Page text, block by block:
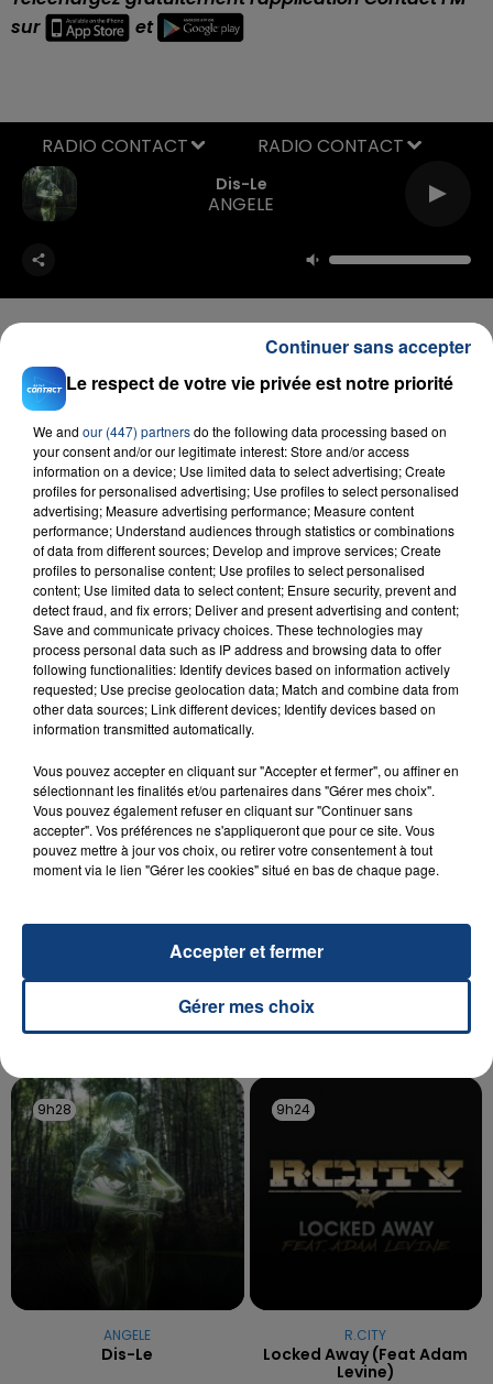
sur
et
Dis-Le
ANGELE
RADIO CONTACT
FIL D'ACTU
23 juillet 2026
INCENDIE MORTEL À LENS : UNE FEMME ET
SON BÉBÉ ENTRE LA VIE ET LA...
Un homme s'est immolé par le feu après avoir
aspergé sa compagne et leur bébé de trois mois
UNE ADOLESCENTE DEVANT SE FAIRE
OPÉRER DE LA CHEVILLE RESSORT DE LA...
reconnu sa responsabilité et présenté ses
excuses.
TITRES DIFFUSÉS
9h28
9h28
ANGELE
Dis-Le
9h24
9h24
R.CITY
Locked Away (feat Adam
Levine)
Le respect de votre vie privée est notre priorité
We and our (447) partnersdo the following data processing based on
your consent and/or our legitimate interest: Store and/or access
information on a device; Use limited data to select advertising; Create
profiles for personalised advertising; Use profiles to select personalised
advertising; Measure advertising performance; Measure content
performance; Understand audiences through statistics or combinations
of data from different sources; Develop and improve services; Create
profiles to personalise content; Use profiles to select personalised
content; Use limited data to select content; Ensure security, prevent and
detect fraud, and fix errors; Deliver and present advertising and content;
Save and communicate privacy choices. These technologies may
process personal data such as IP address and browsing data to offer
following functionalities: Identify devices based on information actively
requested; Use precise geolocation data; Match and combine data from
other data sources; Link different devices; Identify devices based on
information transmitted automatically.
Vous pouvez accepter en cliquant sur "Accepter et fermer", ou affiner en
sélectionnant les finalités et/ou partenaires dans "Gérer mes choix".
Vous pouvez également refuser en cliquant sur "Continuer sans
accepter". Vos préférences ne s'appliqueront que pour ce site. Vous
pouvez mettre à jour vos choix, ou retirer votre consentement à tout
moment via le lien "Gérer les cookies" situé en bas de chaque page.
Gérer mes choix
Accepter et fermer
Continuer sans accepter